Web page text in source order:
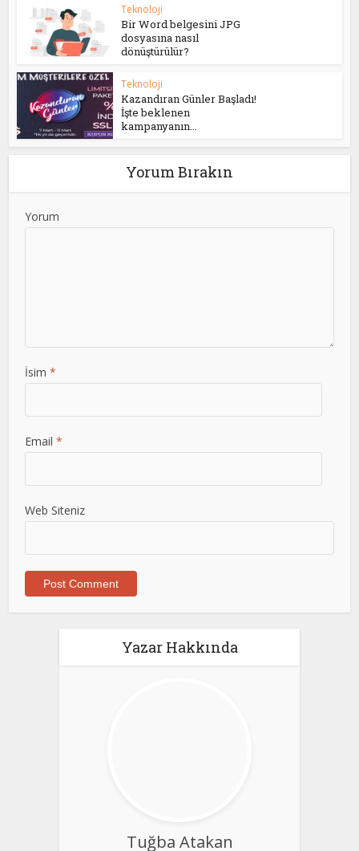
Teknoloji
Bir Word belgesini JPG
dosyasına nasıl
dönüştürülür?
Teknoloji
Kazandıran Günler Başladı!
İşte beklenen
kampanyanın...
Yorum Bırakın
Yorum
İsim *
Email *
Web Siteniz
Yazar Hakkında
Tuğba Atakan